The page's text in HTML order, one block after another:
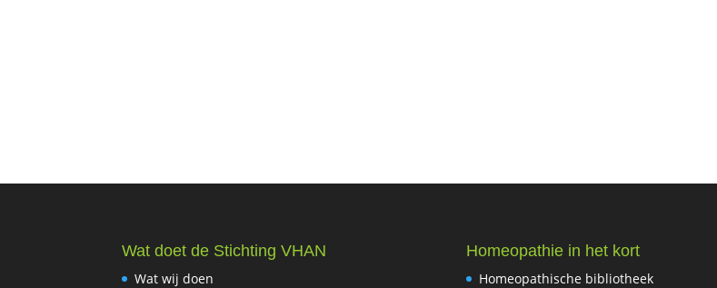
Wat doet de Stichting VHAN
Wat wij doen
Homeopathie in het kort
Homeopathische bibliotheek